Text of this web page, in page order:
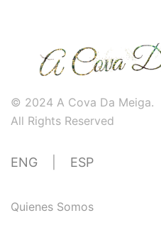
© 2024 A Cova Da Meiga.
All Rights Reserved
ENG ESP
Quienes Somos